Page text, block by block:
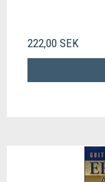
222,00 SEK